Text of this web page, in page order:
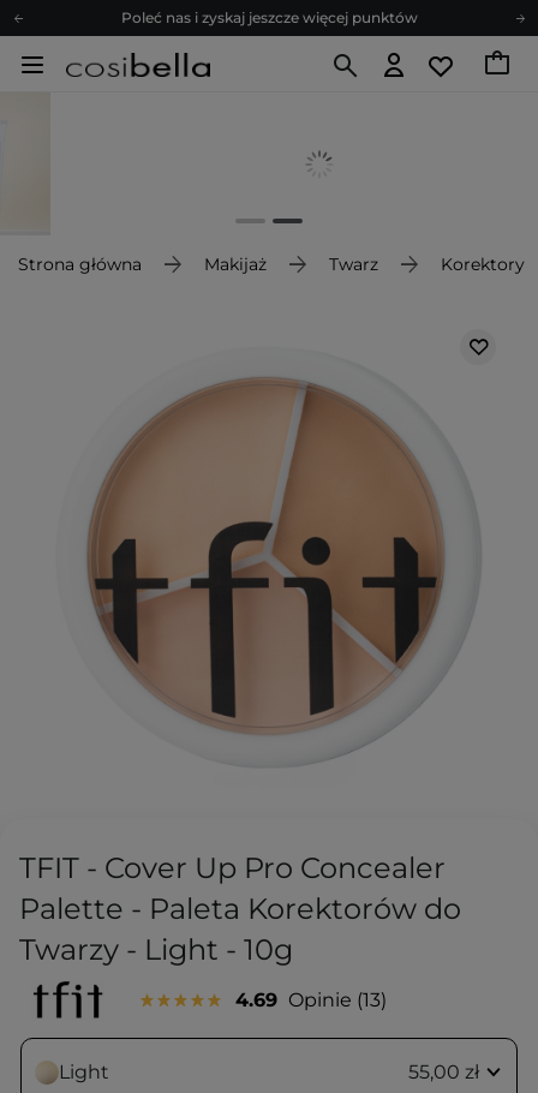
Poleć nas i zyskaj jeszcze więcej punktów
Zapisz się na newsletter pełen porad
Poleć nas i zyskaj jeszcze więcej punktów
Strona główna Makijaż Twarz Korektory
TFIT - Cover Up Pro Concealer
Palette - Paleta Korektorów do
Twarzy - Light - 10g
4.69 Opinie 13
Light 55,00 zł